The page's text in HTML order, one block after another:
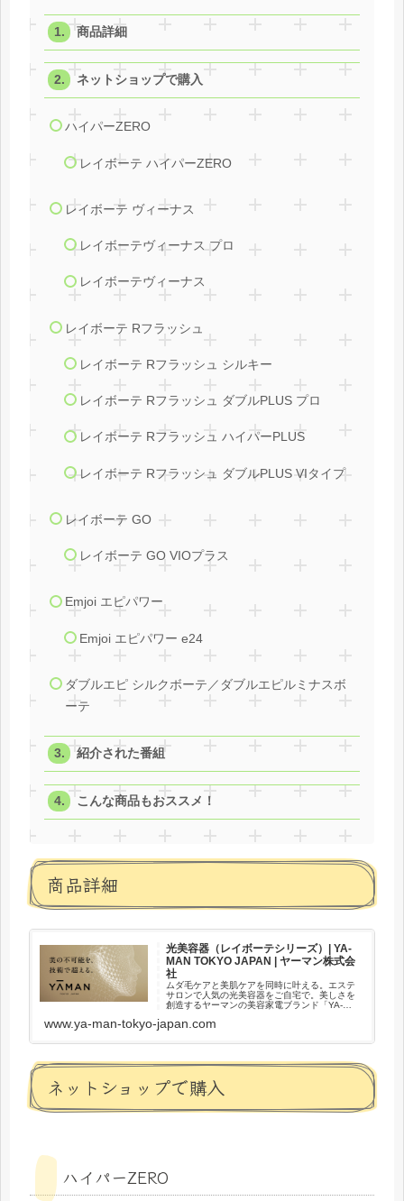
商品詳細
ネットショップで購入
ハイパーZERO
レイボーテ ハイパーZERO
レイボーテ ヴィーナス
レイボーテヴィーナス プロ
レイボーテヴィーナス
レイボーテ Rフラッシュ
レイボーテ Rフラッシュ シルキー
レイボーテ Rフラッシュ ダブルPLUS プロ
レイボーテ Rフラッシュ ハイパーPLUS
レイボーテ Rフラッシュ ダブルPLUS VIタイプ
レイボーテ GO
レイボーテ GO VIOプラス
Emjoi エピパワー
Emjoi エピパワー e24
ダブルエピ シルクボーテ／ダブルエピルミナスボ
ーテ
紹介された番組
こんな商品もおススメ！
商品詳細
光美容器（レイボーテシリーズ）| YA-
MAN TOKYO JAPAN | ヤーマン株式会
社
ムダ毛ケアと美肌ケアを同時に叶える。エステ
サロンで人気の光美容器をご自宅で。美しさを
創造するヤーマンの美容家電ブランド「YA-
ト。
www.ya-man-tokyo-japan.com
ネットショップで購入
ハイパーZERO